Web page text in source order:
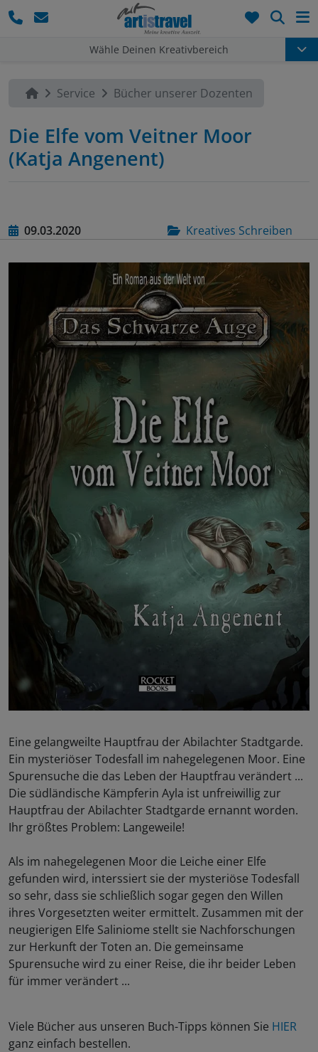
Wähle Deinen Kreativbereich
Service Bücher unserer Dozenten
Die Elfe vom Veitner Moor
(Katja Angenent)
09.03.2020 Kreatives Schreiben
Eine gelangweilte Hauptfrau der Abilachter Stadtgarde.
Ein mysteriöser Todesfall im nahegelegenen Moor. Eine
Spurensuche die das Leben der Hauptfrau verändert ...
Die südländische Kämpferin Ayla ist unfreiwillig zur
Hauptfrau der Abilachter Stadtgarde ernannt worden.
Ihr größtes Problem: Langeweile!
Als im nahegelegenen Moor die Leiche einer Elfe
gefunden wird, interssiert sie der mysteriöse Todesfall
so sehr, dass sie schließlich sogar gegen den Willen
ihres Vorgesetzten weiter ermittelt. Zusammen mit der
neugierigen Elfe Saliniome stellt sie Nachforschungen
zur Herkunft der Toten an. Die gemeinsame
Spurensuche wird zu einer Reise, die ihr beider Leben
für immer verändert ...
Viele Bücher aus unseren Buch-Tipps können Sie HIER
ganz einfach bestellen.